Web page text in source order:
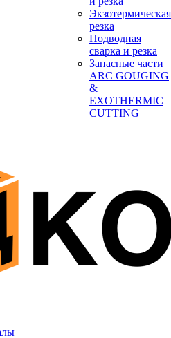
Экзотермическая
резка
Подводная
сварка и резка
Запасные части
ARC GOUGING
&
EXOTHERMIC
CUTTING